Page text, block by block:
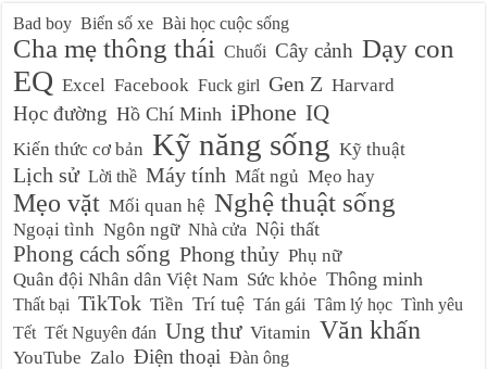
Bad boy Biển số xe Bài học cuộc sống
Cha mẹ thông thái Chuối Cây cảnh Dạy con
EQ Excel Facebook Fuck girl Gen Z Harvard
Học đường Hồ Chí Minh iPhone IQ
Kiến thức cơ bản Kỹ năng sống Kỹ thuật
Lịch sử Lời thề Máy tính Mất ngủ Mẹo hay
Mẹo vặt Mối quan hệ Nghệ thuật sống
Ngoại tình Ngôn ngữ Nhà cửa Nội thất
Phong cách sống Phong thủy Phụ nữ
Quân đội Nhân dân Việt Nam Sức khỏe Thông minh
Thất bại TikTok Tiền Trí tuệ Tán gái Tâm lý học Tình yêu
Tết Tết Nguyên đán Ung thư Vitamin Văn khấn
YouTube Zalo Điện thoại Đàn ông